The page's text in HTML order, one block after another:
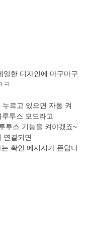
일한 디자인에 마구마구
ㅋ
르고 있으면 자동 켜
투스 모드라고
투스 기능을 켜야겠죠~
연결되면
확인 메시지가 뜬답니